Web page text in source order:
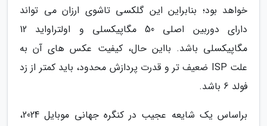
خواهد بود؛ بنابراین این گلکسی تاشوی ارزان می تواند
دارای دوربین اصلی 50 مگاپیکسلی و اولتراواید 12
مگاپیکسلی باشد. بااین حال، کیفیت عکس های آن به
علت ISP ضعیف تر و قدرت پردازش محدود، باید کمتر از زد
فولد 6 باشد.
براساس یک شایعه عجیب در کنگره جهانی موبایل 2024،